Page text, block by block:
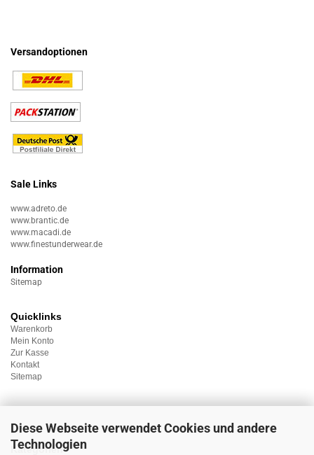
Diese Webseite verwendet Cookies und andere
Technologien
Versandoptionen
Sale Links
www.adreto.de
www.brantic.de
www.macadi.de
www.finestunderwear.de
Information
Sitemap
Quicklinks
Warenkorb
Mein Konto
Zur Kasse
Kontakt
Sitemap
Kategorien